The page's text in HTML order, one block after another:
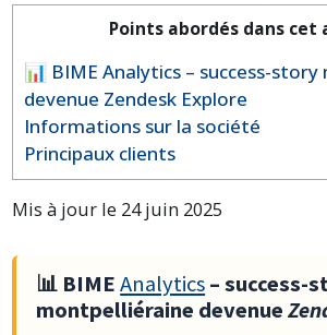
Points abordés dans cet
📊 BIME Analytics – success-
devenue Zendesk Explore
Informations sur la société
Principaux clients
Mis à jour le 24 juin 2025
📊 BIMEAnalytics– success-
montpelliéraine devenue